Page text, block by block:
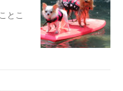
とこ